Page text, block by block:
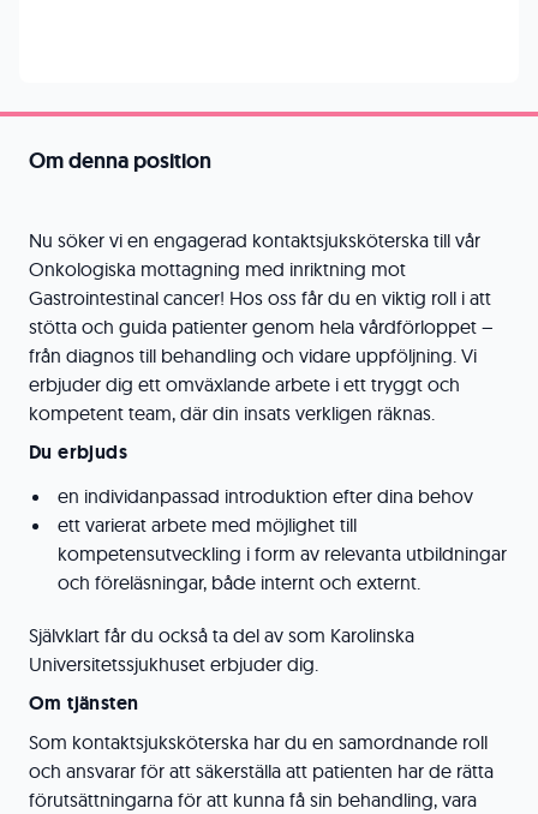
Om denna position
Nu söker vi en engagerad kontaktsjuksköterska till vår
Onkologiska mottagning med inriktning mot
Gastrointestinal cancer! Hos oss får du en viktig roll i att
stötta och guida patienter genom hela vårdförloppet –
från diagnos till behandling och vidare uppföljning. Vi
erbjuder dig ett omväxlande arbete i ett tryggt och
kompetent team, där din insats verkligen räknas.
Du erbjuds
en individanpassad introduktion efter dina behov
ett varierat arbete med möjlighet till
kompetensutveckling i form av relevanta utbildningar
och föreläsningar, både internt och externt.
Självklart får du också ta del av som Karolinska
Universitetssjukhuset erbjuder dig.
Om tjänsten
Som kontaktsjuksköterska har du en samordnande roll
och ansvarar för att säkerställa att patienten har de rätta
förutsättningarna för att kunna få sin behandling, vara